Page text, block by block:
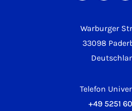
Warburger
33098
Telefon
+49 5251